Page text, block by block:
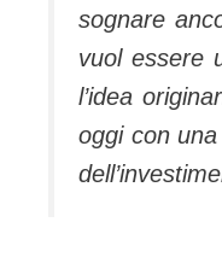
sognare
vuol essere
l’idea
oggi con